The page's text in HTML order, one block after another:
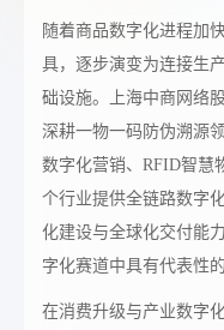
随着商品数字化进程加
具，逐步演变为连接生
础设施。上海中商网络
深耕一物一码防伪溯源
数字化营销、RFID智慧
个行业提供全链路数字
化建设与全球化交付能
字化赛道中具有代表性
在消费升级与产业数字